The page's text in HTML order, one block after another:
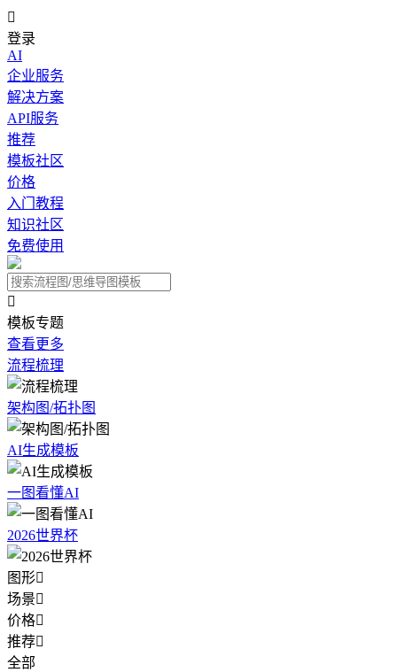

登录
AI
企业服务
解决方案
API服务
推荐
模板社区
价格
入门教程
知识社区
免费使用

模板专题
查看更多
流程梳理
架构图/拓扑图
AI生成模板
一图看懂AI
2026世界杯
图形
场景
价格
推荐
全部